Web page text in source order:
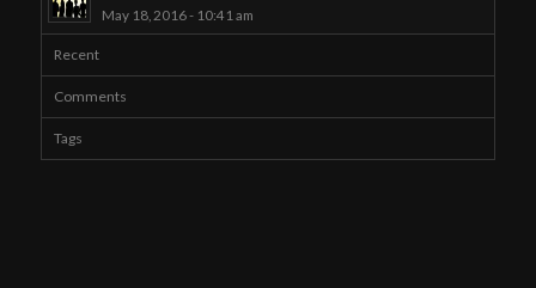
May 18, 2016 - 10:41 am
Recent
Comments
Tags